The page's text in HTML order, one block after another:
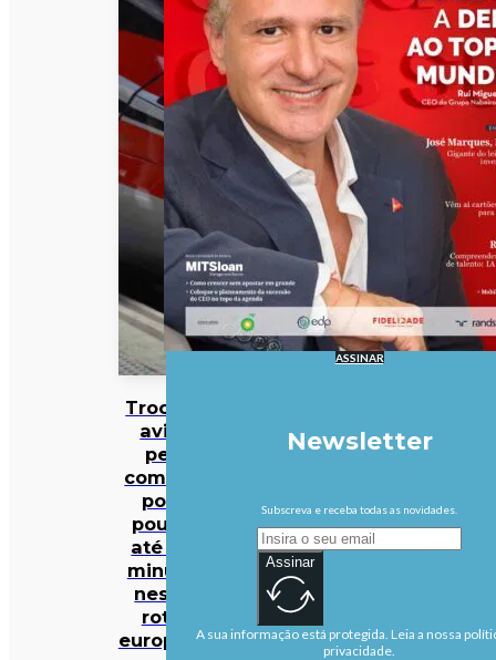
Trocar o
avião
pelo
comboio
pode
poupar
até 140
minutos
nestas
rotas
europeias
ASSINAR
Newsletter
Subscreva e receba todas as novidades.
Assinar
A sua informação está protegida. Leia a nossa
privacidade.